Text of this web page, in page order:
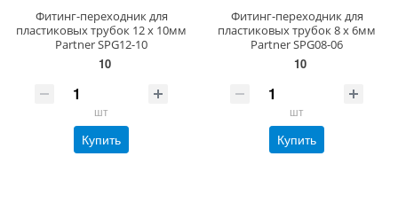
Фитинг-переходник для
пластиковых трубок 12 x 10мм
Partner SPG12-10
10
шт
Купить
Фитинг-переходник для
пластиковых трубок 8 x 6мм
Partner SPG08-06
10
шт
Купить